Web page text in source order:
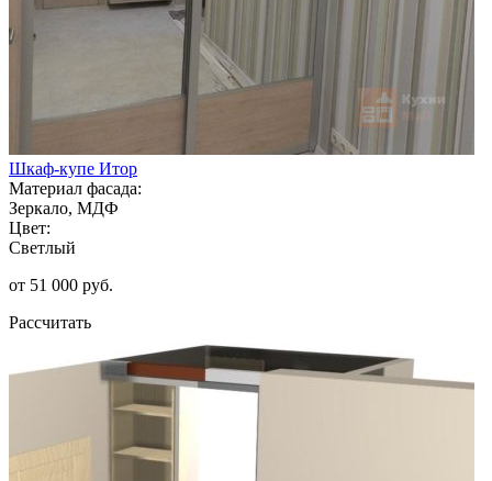
Шкаф-купе Итор
Материал фасада:
Зеркало, МДФ
Цвет:
Светлый
от 51 000 руб.
Рассчитать